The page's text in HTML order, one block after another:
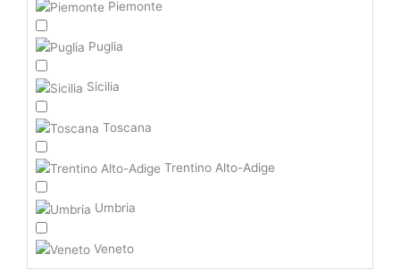
Piemonte
Puglia
Sicilia
Toscana
Trentino Alto-Adige
Umbria
Veneto